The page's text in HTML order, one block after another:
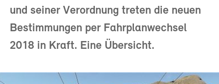
und seiner Verordnung treten die neuen
Bestimmungen per Fahrplanwechsel
2018 in Kraft. Eine Übersicht.